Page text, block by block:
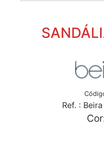
Ref. :